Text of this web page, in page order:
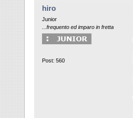
hiro
Junior
...frequento ed imparo in fretta
Post: 560